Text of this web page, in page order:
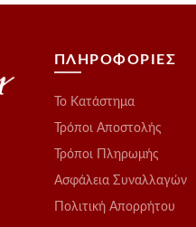
ΠΛΗΡΟΦΟΡΙΕΣ
Το Kατάστημα
Τρόποι Αποστολής
Τρόποι Πληρωμής
Ασφάλεια Συναλλαγών
Πολιτική Απορρήτου